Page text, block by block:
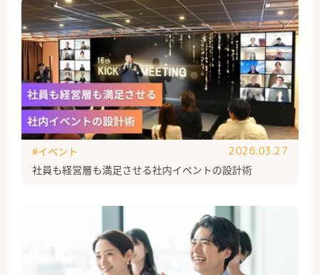
社員も経営層も満足させる社内イベントの設計術
#イベント 2026.03.27